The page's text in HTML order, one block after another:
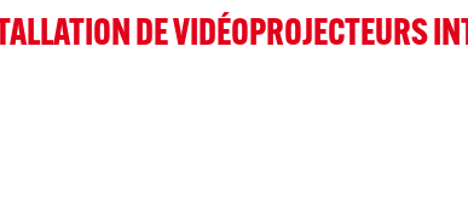
DE VIDÉOPROJECTEURS